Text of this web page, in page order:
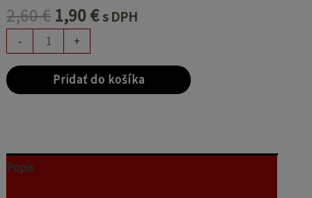
2,60€ 1,90 €s DPH
- +
Pridať do košíka
Popis